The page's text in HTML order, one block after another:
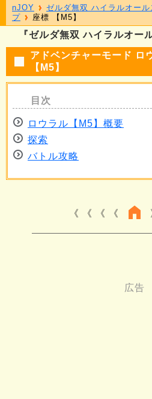
『ゼルダ無双 ハイラルオー
アドベンチャーモード ロ
【M5】
ロウラル【M5】概要
探索
バトル攻略
《 《 《
nJOY ゼルダ無双 ハイラルオー
プ
座標 【M5】